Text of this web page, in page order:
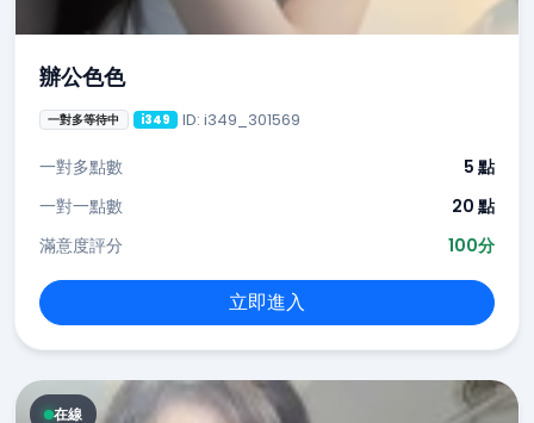
辦公色色
一對多等待中 i349 ID: i349_301569
一對多點數
5 點
一對一點數
20 點
滿意度評分
100分
立即進入
在線